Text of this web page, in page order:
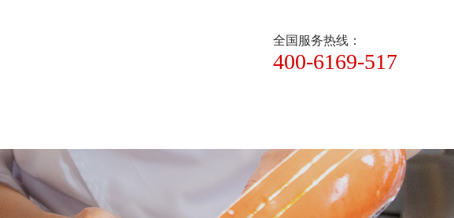
全国服务热线：
400-6169-517